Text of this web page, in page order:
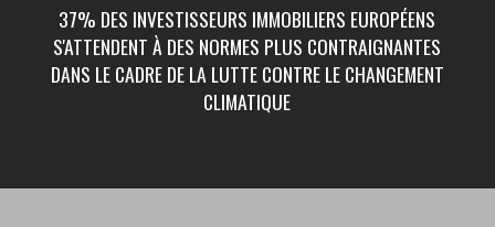
37% DES INVESTISSEURS IMMOBILIERS EUROPÉENS
S'ATTENDENT À DES NORMES PLUS CONTRAIGNANTES
DANS LE CADRE DE LA LUTTE CONTRE LE CHANGEMENT
CLIMATIQUE